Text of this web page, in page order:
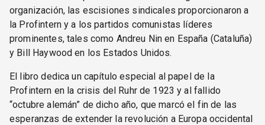
organización, las escisiones sindicales proporcionaron a
la Profintern y a los partidos comunistas líderes
prominentes, tales como Andreu Nin en España (Cataluña)
y Bill Haywood en los Estados Unidos.
El libro dedica un capítulo especial al papel de la
Profintern en la crisis del Ruhr de 1923 y al fallido
“octubre alemán” de dicho año, que marcó el fin de las
esperanzas de extender la revolución a Europa occidental